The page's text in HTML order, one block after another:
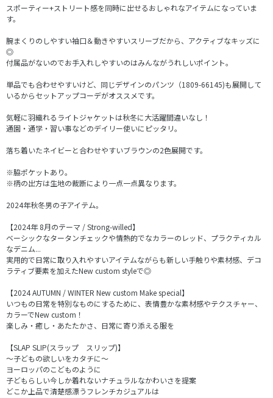
スポーティー+ストリート感を同時に出せるおしゃれなアイテムになっていま
す。
腕まくりのしやすい袖口＆動きやすいスリーブだから、アクティブなキッズに
◎
付属品がないのでお手入れしやすいのはみんながうれしいポイント。
単品でも合わせやすいけど、同じデザインのパンツ（1809-66145)も展開して
いるからセットアップコーデがオススメです。
気軽に羽織れるライトジャケットは秋冬に大活躍間違いなし！
通園・通学・習い事などのデイリー使いにピッタリ。
落ち着いたネイビーと合わせやすいブラウンの2色展開です。
※脇ポケットあり。
※柄の出方は生地の裁断により一点一点異なります。
2024年秋冬男の子アイテム。
【2024年 8月のテーマ / Strong-willed】
ベーシックなタータンチェックや情熱的でなカラーのレッド、プラクティカル
なデニム...
実用的で日常に取り入れやすいアイテムながらも新しい手触りや素材感、デコ
ラティブ要素を加えたNew custom styleで◎
【2024 AUTUMN / WINTER New custom Make special】
いつもの日常を特別なものにするために、表情豊かな素材感やテクスチャー、
カラーでNew custom！
楽しみ・癒し・あたたかさ、日常に寄り添える服を
【SLAP SLIP(スラップ スリップ)】
～子どもの欲しいをカタチに～
ヨーロッパのこどものように
子どもらしい今しか着れないナチュラルなかわいさを提案
どこか上品で清楚感漂うフレンチカジュアルは